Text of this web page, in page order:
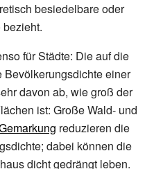
besiedelbare oder
für Städte: Die auf die
einer
davon ab, wie groß der
ist: Große Wald- und
reduzieren die
dabei können die
dicht gedrängt leben.